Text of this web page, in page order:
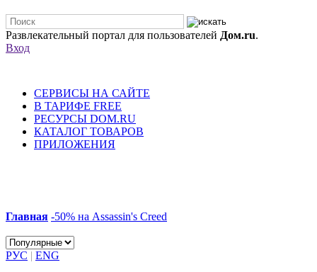
Развлекательный портал для пользователей Дом.ru.
Вход
СЕРВИСЫ НА САЙТЕ
В ТАРИФЕ FREE
РЕСУРСЫ DOM.RU
КАТАЛОГ ТОВАРОВ
ПРИЛОЖЕНИЯ
Главная -50% на Assassin's Creed
РУС | ENG